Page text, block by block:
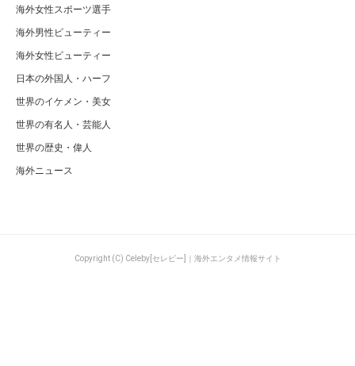
海外女性スポーツ選手
海外男性ビューティー
海外女性ビューティー
日本の外国人・ハーフ
世界のイケメン・美女
世界の有名人・芸能人
世界の歴史・偉人
海外ニュース
Copyright (C) Celeby[セレビー]｜海外エンタメ情報サイト